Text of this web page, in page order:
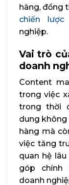
hàng, đồng
chiến lược
nghiệp.
Vai trò
doanh
Content
trong việc
trong thời
dung không
hàng mà
việc tăng
quan hệ
góp chính
doanh